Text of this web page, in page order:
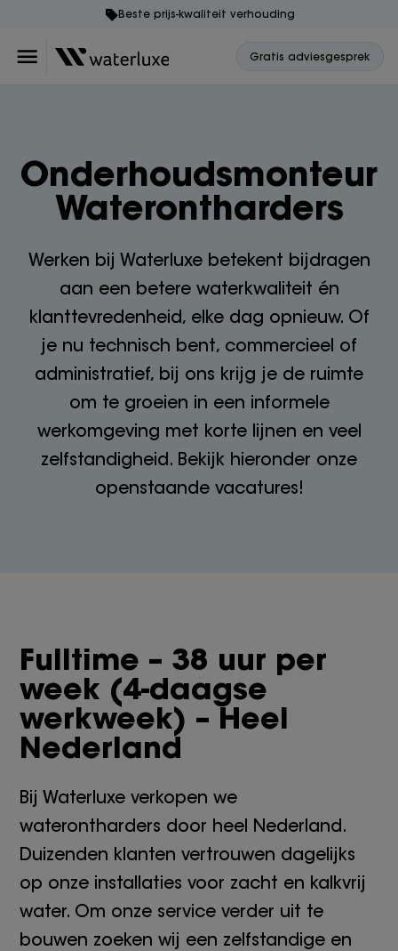
Beste prijs-kwaliteit verhouding
Gratis adviesgesprek
Onderhoudsmonteur
Waterontharders
Werken bij Waterluxe betekent bijdragen
aan een betere waterkwaliteit én
klanttevredenheid, elke dag opnieuw. Of
je nu technisch bent, commercieel of
administratief, bij ons krijg je de ruimte
om te groeien in een informele
werkomgeving met korte lijnen en veel
zelfstandigheid. Bekijk hieronder onze
openstaande vacatures!
Fulltime – 38 uur per
week (4-daagse
werkweek) – Heel
Nederland
Bij Waterluxe verkopen we
waterontharders door heel Nederland.
Duizenden klanten vertrouwen dagelijks
op onze installaties voor zacht en kalkvrij
water. Om onze service verder uit te
bouwen zoeken wij een zelfstandige en